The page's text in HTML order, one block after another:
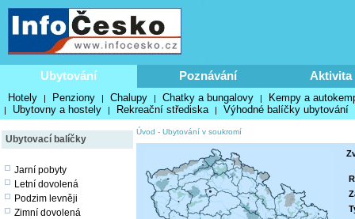
Ubytování Poznávání Aktivita
Hotely | Penziony | Chalupy | Chatky a bungalovy | Kempy a
| Ubytovny a hostely | Rekreační střediska | Výhodné balíčky ubytování
Ubytovací balíčky
Jarní pobyty
Letní dovolená
Podzim levněji
Zimní dovolená
Úvod - Ubytování v soukromí